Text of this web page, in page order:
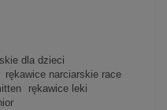
dla dzieci
rękawice narciarskie race
rękawice leki